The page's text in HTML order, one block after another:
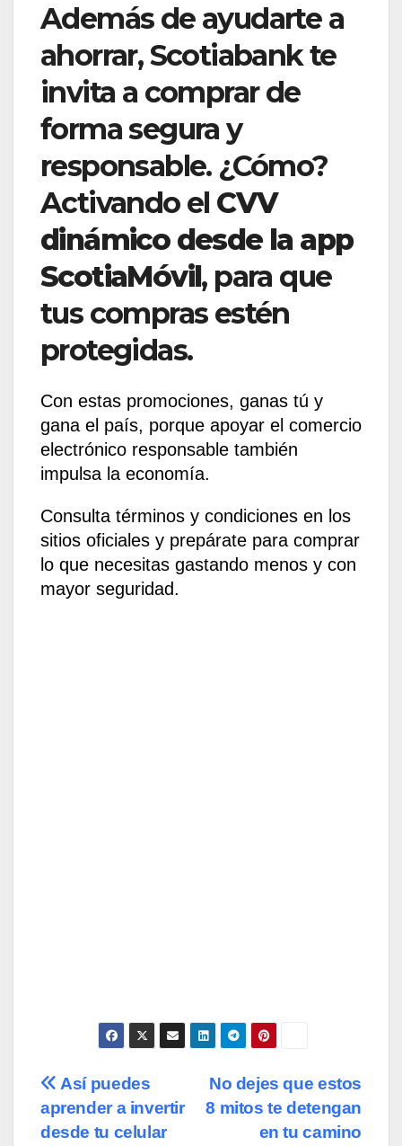
Además de ayudarte a
ahorrar, Scotiabank te
invita a comprar de
forma segura y
responsable. ¿Cómo?
Activando el CVV
dinámico desde la app
ScotiaMóvil, para que
tus compras estén
protegidas.
Con estas promociones, ganas tú y
gana el país, porque apoyar el comercio
electrónico responsable también
impulsa la economía.
Consulta términos y condiciones en los
sitios oficiales y prepárate para comprar
lo que necesitas gastando menos y con
mayor seguridad.
Navegación
de
No dejes que estos
8 mitos te detengan
en tu camino
Así puedes
aprender a invertir
desde tu celular